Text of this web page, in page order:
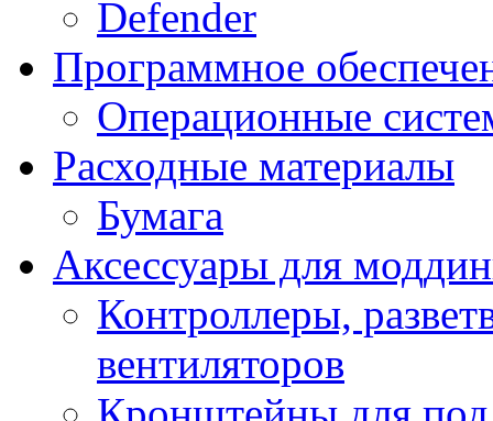
Defender
Программное
Операционные
Расходные материалы
Бумага
Аксессуары для
Контроллеры,
вентиляторов